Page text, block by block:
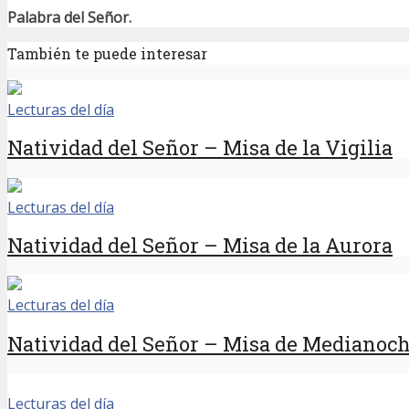
Palabra del Señor.
También te puede interesar
Lecturas del día
Natividad del Señor – Misa de la Vigilia
Lecturas del día
Natividad del Señor – Misa de la Aurora
Lecturas del día
Natividad del Señor – Misa de
Lecturas del día